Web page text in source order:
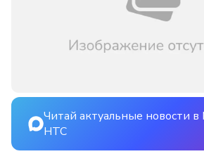
Читай актуальные новости в
НТС